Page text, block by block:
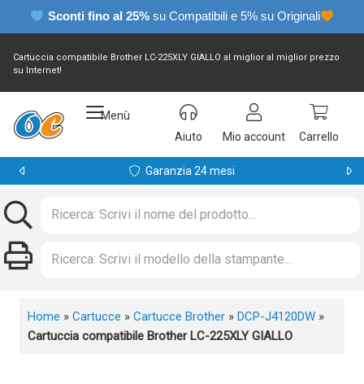
Sconti fino al 25% su Compatibili e 5% su Originali
Cartuccia compatibile Brother LC-225XLY GIALLO al miglior al miglior prezzo
su Internet!
Menù
Aiuto
Mio account Carrello
Garanzia 24 mesi
Home » Cartucce » Cartucce Brother » DCP-J4120DW »
Cartuccia compatibile Brother LC-225XLY GIALLO